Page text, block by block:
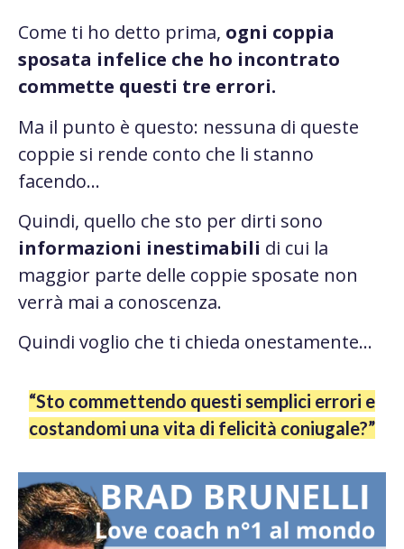
Come ti ho detto prima, ogni coppia
sposata infelice che ho incontrato
commette questi tre errori.
Ma il punto è questo: nessuna di queste
coppie si rende conto che li stanno
facendo…
Quindi, quello che sto per dirti sono
informazioni inestimabili di cui la
maggior parte delle coppie sposate non
verrà mai a conoscenza.
Quindi voglio che ti chieda onestamente…
“Sto commettendo questi semplici errori e
costandomi una vita di felicità coniugale?”